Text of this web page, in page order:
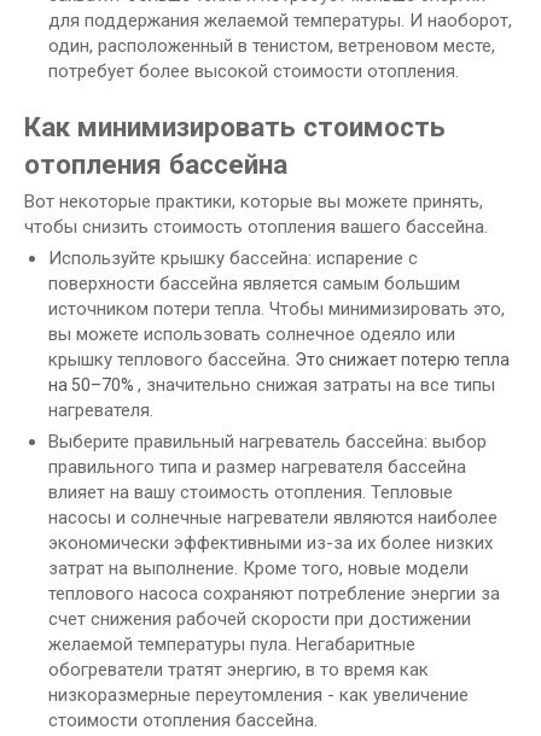
для поддержания желаемой температуры. И наоборот,
один, расположенный в тенистом, ветреновом месте,
потребует более высокой стоимости отопления.
Как минимизировать стоимость
отопления бассейна
Вот некоторые практики, которые вы можете принять,
чтобы снизить стоимость отопления вашего бассейна.
Используйте крышку бассейна: испарение с
поверхности бассейна является самым большим
источником потери тепла. Чтобы минимизировать это,
вы можете использовать солнечное одеяло или
крышку теплового бассейна. Это снижает потерю тепла
на 50–70% , значительно снижая затраты на все типы
нагревателя.
Выберите правильный нагреватель бассейна: выбор
правильного типа и размер нагревателя бассейна
влияет на вашу стоимость отопления. Тепловые
насосы и солнечные нагреватели являются наиболее
экономически эффективными из-за их более низких
затрат на выполнение. Кроме того, новые модели
теплового насоса сохраняют потребление энергии за
счет снижения рабочей скорости при достижении
желаемой температуры пула. Негабаритные
обогреватели тратят энергию, в то время как
низкоразмерные переутомления - как увеличение
стоимости отопления бассейна.